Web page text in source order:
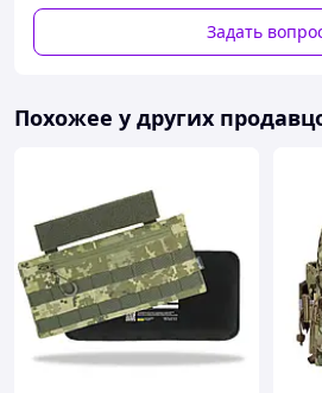
обороны также в наличии.
лучших для мобильности и
Не сравнивайте наши плиты,
лабораторные
документы университета
с другими, самодельными,
Интернете, с отстрелами где-
непонятно из чего и
космоса»!
Задать
Похожее у других